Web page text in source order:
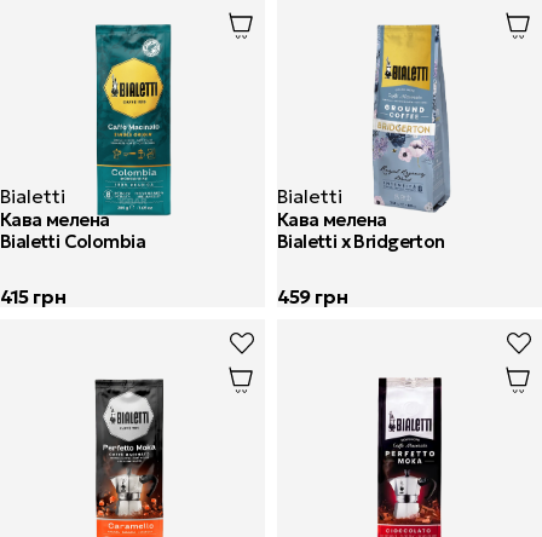
Кава мелена
Bialetti Colombia
Bialetti
415грн
Кава мелена
Bialetti x Bridgerton
Bialetti
459грн